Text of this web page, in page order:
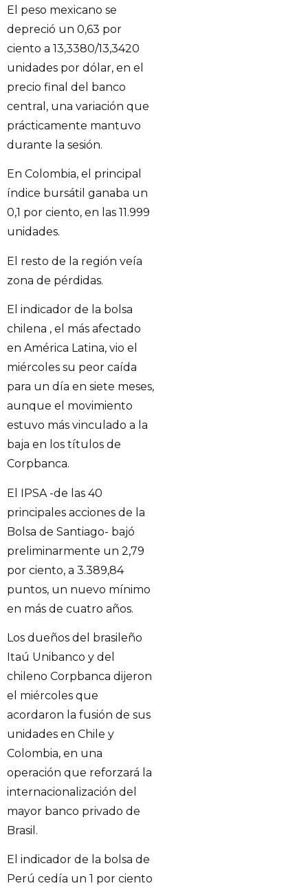
El peso mexicano se
depreció un 0,63 por
ciento a 13,3380/13,3420
unidades por dólar, en el
precio final del banco
central, una variación que
prácticamente mantuvo
durante la sesión.
En Colombia, el principal
índice bursátil ganaba un
0,1 por ciento, en las 11.999
unidades.
El resto de la región veía
zona de pérdidas.
El indicador de la bolsa
chilena , el más afectado
en América Latina, vio el
miércoles su peor caída
para un día en siete meses,
aunque el movimiento
estuvo más vinculado a la
baja en los títulos de
Corpbanca.
El IPSA -de las 40
principales acciones de la
Bolsa de Santiago- bajó
preliminarmente un 2,79
por ciento, a 3.389,84
puntos, un nuevo mínimo
en más de cuatro años.
Los dueños del brasileño
Itaú Unibanco y del
chileno Corpbanca dijeron
el miércoles que
acordaron la fusión de sus
unidades en Chile y
Colombia, en una
operación que reforzará la
internacionalización del
mayor banco privado de
Brasil.
El indicador de la bolsa de
Perú cedía un 1 por ciento